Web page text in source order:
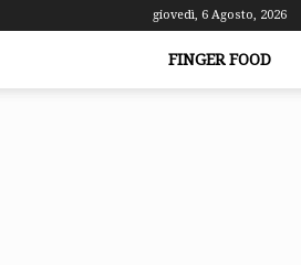
giovedì, 6 Agosto, 2026
FINGER FOOD